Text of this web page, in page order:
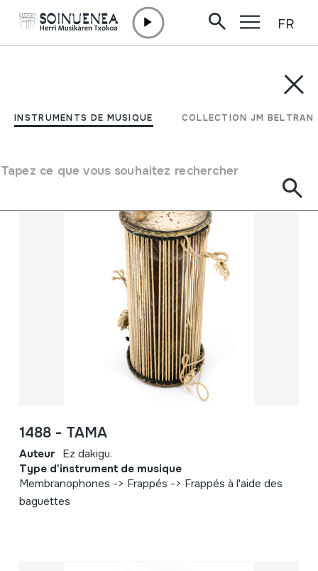
INSTRUMENTS DE MUSIQUE COLLECTION JM BELTRAN
Tapez ce que vous souhaitez rechercher
FR
COLLECTION JM BELTRAN
Filtrer
1488 - TAMA
Auteur Ez dakigu.
Type d'instrument de musique
Membranophones -> Frappés -> Frappés à l'aide des
baguettes